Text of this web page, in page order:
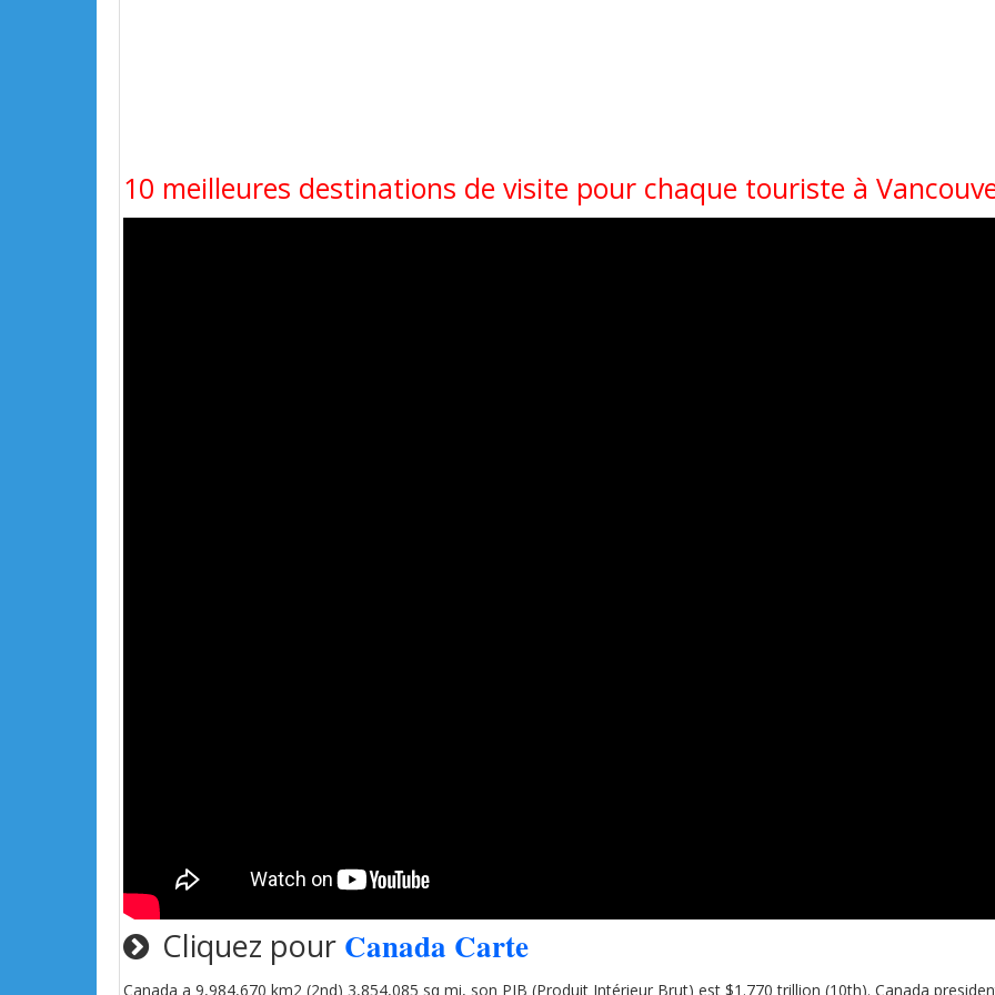
10 meilleures destinations de visite pour chaque touriste à
Cliquez pour Canada Carte
Canada a 9,984,670 km2 (2nd) 3,854,085 sq mi, son PIB (Produit Intérieur Brut) est $1.770 trillion (10th). Canada